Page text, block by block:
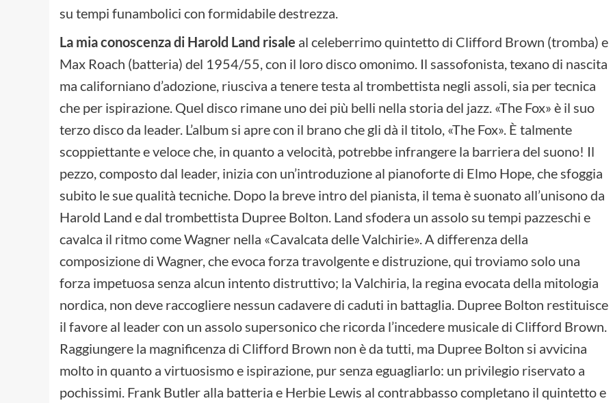
su tempi funambolici con formidabile destrezza.
La mia conoscenza di Harold Land risale al celeberrimo quintetto di Clifford Brown (tromba) e
Max Roach (batteria) del 1954/55, con il loro disco omonimo. Il sassofonista, texano di nascita
ma californiano d’adozione, riusciva a tenere testa al trombettista negli assoli, sia per tecnica
che per ispirazione. Quel disco rimane uno dei più belli nella storia del jazz. «The Fox» è il suo
terzo disco da leader. L’album si apre con il brano che gli dà il titolo, «The Fox». È talmente
scoppiettante e veloce che, in quanto a velocità, potrebbe infrangere la barriera del suono! Il
pezzo, composto dal leader, inizia con un’introduzione al pianoforte di Elmo Hope, che sfoggia
subito le sue qualità tecniche. Dopo la breve intro del pianista, il tema è suonato all’unisono da
Harold Land e dal trombettista Dupree Bolton. Land sfodera un assolo su tempi pazzeschi e
cavalca il ritmo come Wagner nella «Cavalcata delle Valchirie». A differenza della
composizione di Wagner, che evoca forza travolgente e distruzione, qui troviamo solo una
forza impetuosa senza alcun intento distruttivo; la Valchiria, la regina evocata della mitologia
nordica, non deve raccogliere nessun cadavere di caduti in battaglia. Dupree Bolton restituisce
il favore al leader con un assolo supersonico che ricorda l’incedere musicale di Clifford Brown.
Raggiungere la magnificenza di Clifford Brown non è da tutti, ma Dupree Bolton si avvicina
molto in quanto a virtuosismo e ispirazione, pur senza eguagliarlo: un privilegio riservato a
pochissimi. Frank Butler alla batteria e Herbie Lewis al contrabbasso completano il quintetto e